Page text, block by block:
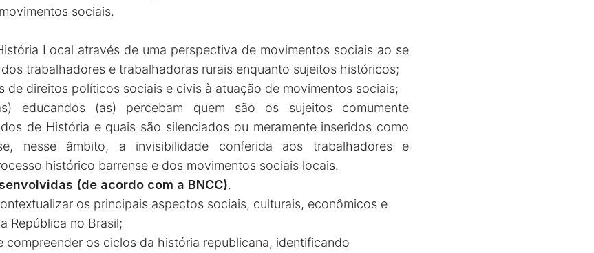
sociais.
Local através de uma perspectiva de movimentos sociais ao se
trabalhadores e trabalhadoras rurais enquanto sujeitos históricos;
de direitos políticos sociais e civis à atuação de movimentos sociais;
educandos (as) percebam quem são os sujeitos comumente
de História e quais são silenciados ou meramente inseridos como
se, nesse âmbito, a invisibilidade conferida aos trabalhadores e
histórico barrense e dos movimentos sociais locais.
(de acordo com a BNCC).
os principais aspectos sociais, culturais, econômicos e
República no Brasil;
compreender os ciclos da história republicana, identificando